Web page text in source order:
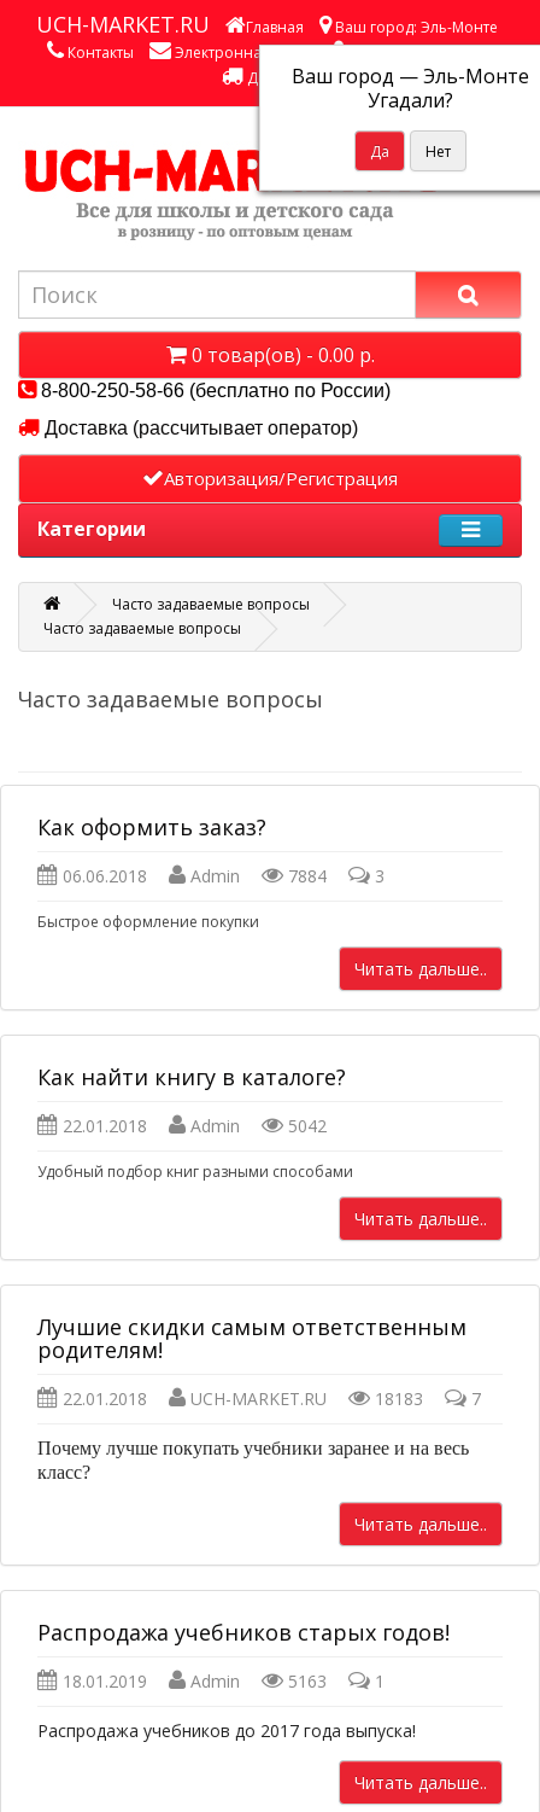
UCH-MARKET.RU Главная Ваш город: Эль-Монте
Ваш город —Эль-Монте
Угадали?
Контакты Электронная почта
Личный кабинет
Доставка
0 товар(ов) - 0.00 р.
8-800-250-58-66 (бесплатно по России)
Доставка (рассчитывает оператор)
Авторизация/Регистрация
Категории
Часто задаваемые вопросы
Часто задаваемые вопросы
Часто задаваемые вопросы
Как оформить заказ?
06.06.2018 Admin 7884 3
Быстрое оформление покупки
Читать дальше..
Как найти книгу в каталоге?
22.01.2018 Admin 5042
Удобный подбор книг разными способами
Читать дальше..
Лучшие скидки самым ответственным
родителям!
22.01.2018 UCH-MARKET.RU 18183 7
Почему лучше покупать учебники заранее и на весь
класс?
Читать дальше..
Распродажа учебников старых годов!
18.01.2019 Admin 5163 1
Распродажа учебников до 2017 года выпуска!
Читать дальше..